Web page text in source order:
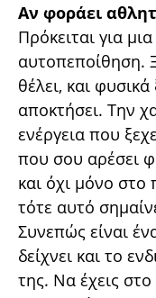
Αν φοράει
Πρόκειται για
αυτοπεποίθηση.
θέλει, και
αποκτήσει. Την
ενέργεια που
που σου αρέσει
και όχι μόνο στο
τότε αυτό
Συνεπώς είναι
δείχνει και το
της. Να έχεις